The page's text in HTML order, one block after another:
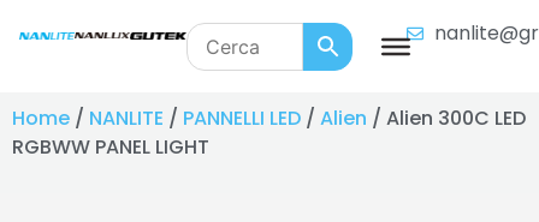
Home / NANLITE / PANNELLI LED / Alien / Alien 300C LED
RGBWW PANEL LIGHT